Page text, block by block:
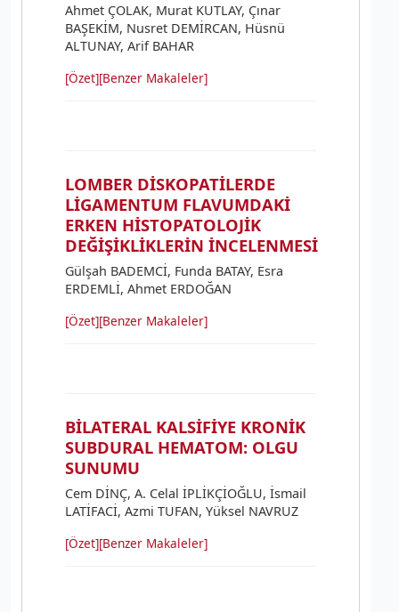
Ahmet ÇOLAK, Murat KUTLAY, Çınar
BAŞEKİM, Nusret DEMİRCAN, Hüsnü
ALTUNAY, Arif BAHAR
[Özet][Benzer Makaleler]
LOMBER DİSKOPATİLERDE
LİGAMENTUM FLAVUMDAKİ
ERKEN HİSTOPATOLOJİK
DEĞİŞİKLİKLERİN İNCELENMESİ
Gülşah BADEMCİ, Funda BATAY, Esra
ERDEMLİ, Ahmet ERDOĞAN
[Özet][Benzer Makaleler]
BİLATERAL KALSİFİYE KRONİK
SUBDURAL HEMATOM: OLGU
SUNUMU
Cem DİNÇ, A. Celal İPLİKÇİOĞLU, İsmail
LATİFACİ, Azmi TUFAN, Yüksel NAVRUZ
[Özet][Benzer Makaleler]